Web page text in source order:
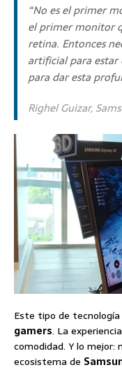
“No es el primer
el primer monitor
retina. Entonces
artificial para
para dar esta
Righel Guizar,
Este tipo de
gamers. La
comodidad. Y lo
ecosistema de